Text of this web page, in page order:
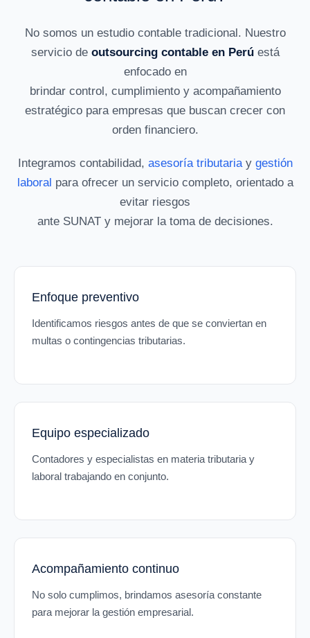
No somos un estudio contable tradicional. Nuestro
servicio de outsourcing contable en Perúestá
enfocado en
brindar control, cumplimiento y acompañamiento
estratégico para empresas que buscan crecer con
orden financiero.
Integramos contabilidad, asesoría tributariay gestión
laboral para ofrecer un servicio completo, orientado a
evitar riesgos
ante SUNAT y mejorar la toma de decisiones.
Enfoque preventivo
Identificamos riesgos antes de que se conviertan en
multas o contingencias tributarias.
Equipo especializado
Contadores y especialistas en materia tributaria y
laboral trabajando en conjunto.
Acompañamiento continuo
No solo cumplimos, brindamos asesoría constante
para mejorar la gestión empresarial.